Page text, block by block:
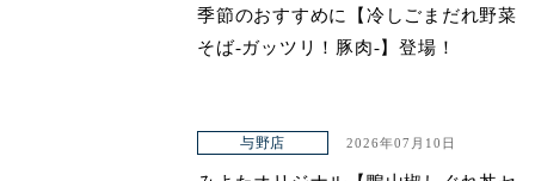
季節のおすすめに【冷しごまだれ野菜
そば-ガッツリ！豚肉-】登場！
与野店 2026年07月10日